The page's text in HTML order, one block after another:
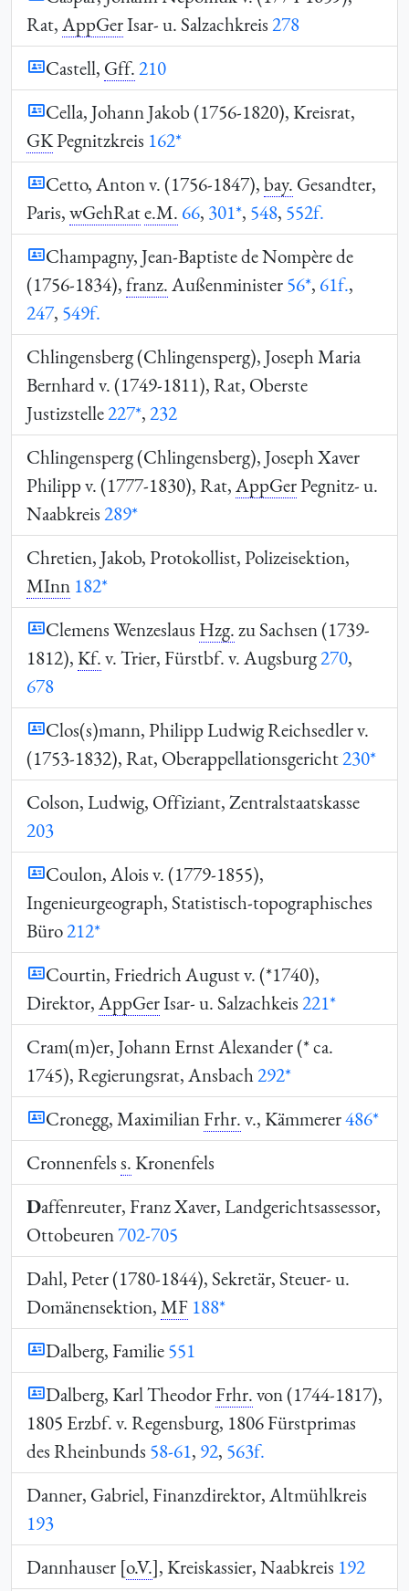
Rat,AppGerIsar- u. Salzachkreis278
Castell, Gff.210
Cella, Johann Jakob (1756-1820), Kreisrat,
GKPegnitzkreis 162*
Cetto, Anton v. (1756-1847),bay. Gesandter,
Paris,wGehRate.M. 66, 301*, 548, 552f.
Champagny, Jean-Baptiste de Nompère de
(1756-1834),franz.Außenminister56*, 61f.,
247, 549f.
Chlingensberg (Chlingensperg), Joseph Maria
Bernhard v. (1749-1811), Rat, Oberste
Justizstelle227*,232
Chlingensperg (Chlingensberg), Joseph Xaver
Philipp v. (1777-1830), Rat,AppGerPegnitz- u.
Naabkreis289*
Chretien, Jakob, Protokollist, Polizeisektion,
MInn 182*
Clemens Wenzeslaus Hzg.zu Sachsen (1739-
1812),Kf.v. Trier, Fürstbf. v. Augsburg270,
678
Clos(s)mann, Philipp Ludwig Reichsedler v.
(1753-1832), Rat, Oberappellationsgericht230*
Colson, Ludwig, Offiziant, Zentralstaatskasse
203
Coulon, Alois v. (1779-1855),
Ingenieurgeograph, Statistisch-topographisches
Büro212*
Courtin, Friedrich August v. (*1740),
Direktor,AppGerIsar- u. Salzachkeis221*
Cram(m)er, Johann Ernst Alexander (* ca.
1745), Regierungsrat, Ansbach292*
Cronegg, MaximilianFrhr.v., Kämmerer486*
Cronnenfelss.Kronenfels
Daffenreuter, Franz Xaver, Landgerichtsassessor,
Ottobeuren702-705
Dahl, Peter (1780-1844), Sekretär, Steuer- u.
Domänensektion,MF 188*
Dalberg, Familie551
Dalberg, Karl TheodorFrhr.von (1744-1817),
1805 Erzbf. v. Regensburg, 1806 Fürstprimas
des Rheinbunds 58-61, 92, 563f.
Danner, Gabriel, Finanzdirektor, Altmühlkreis
193
Dannhauser [o.V.], Kreiskassier, Naabkreis 192